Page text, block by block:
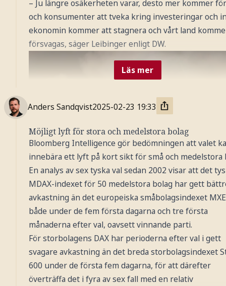
– Ju längre osäkerheten varar, desto mer kommer
och konsumenter att tveka kring investeringar och
ekonomin kommer att stagnera och vårt land
försvagas, säger Leibinger enligt DW.
Läs mer
Anders Sandqvist2025-02-23 19:33
Möjligt lyft för stora och medelstora bolag
Bloomberg Intelligence gör bedömningen att valet
innebära ett lyft på kort sikt för små och medelstora
En analys av sex tyska val sedan 2002 visar att det
MDAX-indexet för 50 medelstora bolag har gett
avkastning än det europeiska småbolagsindexet
både under de fem första dagarna och tre första
månaderna efter val, oavsett vinnande parti.
För storbolagens DAX har perioderna efter val i gett
svagare avkastning än det breda storbolagsindexet
600 under de första fem dagarna, för att därefter
överträffa det i fyra av sex fall med en relativ